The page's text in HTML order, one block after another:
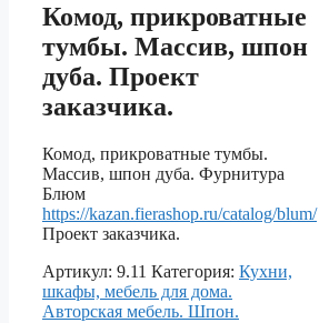
Комод, прикроватные
тумбы. Массив, шпон
дуба. Проект
заказчика.
Комод, прикроватные тумбы.
Массив, шпон дуба. Фурнитура
Блюм
https://kazan.fierashop.ru/catalog/blum/
Проект заказчика.
Артикул: 9.11 Категория: Кухни,
шкафы, мебель для дома.
Авторская мебель. Шпон.